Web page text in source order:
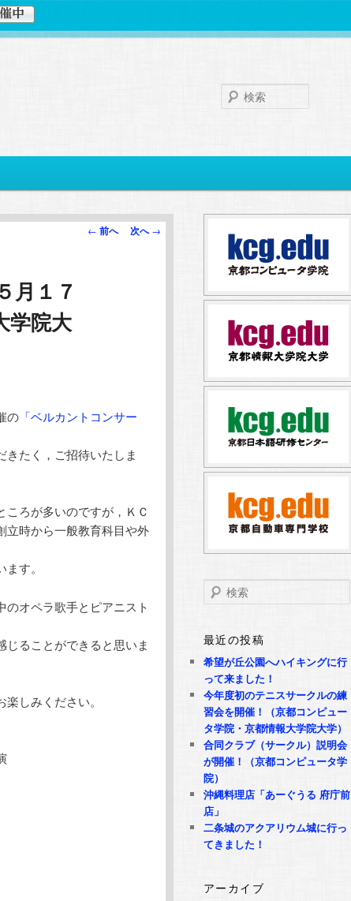
投
← 前へ 次へ→
月１７
学院大
の 「ベルカントコンサー
きたく，ご招待いたしま
ろが多いのですが，ＫＣ
立時から一般教育科目や外
す。
オペラ歌手とピアニスト
ることができると思いま
しみください。
検
索
最近の投稿
希望が丘公園へハイキングに行
って来ました！
今年度初のテニスサークルの練
習会を開催！（京都コンピュー
タ学院・京都情報大学院大学）
合同クラブ（サークル）説明会
が開催！（京都コンピュータ学
院）
沖縄料理店「あーぐうる 府庁前
店」
二条城のアクアリウム城に行っ
てきました！
アーカイブ